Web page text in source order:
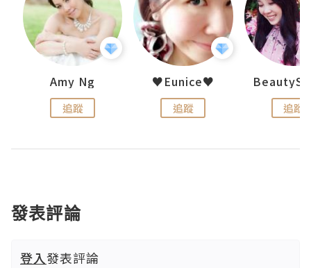
Amy Ng
追蹤
♥Eunice♥
追蹤 追蹤
發表評論
登入發表評論